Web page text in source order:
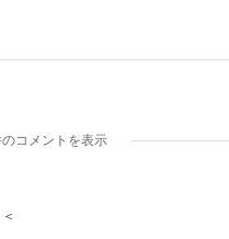
コメントを表示
＜